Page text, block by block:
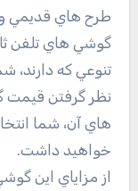
طرح هاي قديمي و
تنوعي که دارند،
هاي آن، شما
خواهيد داشت.
از مزاياي اين